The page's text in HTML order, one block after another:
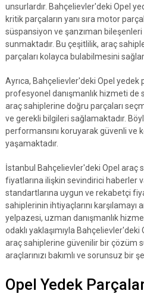
unsurlardır. Bahçelievler'deki Opel
kritik parçaların yanı sıra motor
süspansiyon ve şanzıman
sunmaktadır. Bu çeşitlilik, araç
parçaları kolayca bulabilmesini
Ayrıca, Bahçelievler'deki Opel
profesyonel danışmanlık hizmeti de
araç sahiplerine doğru parçaları
ve gerekli bilgileri sağlamaktadır.
performansını koruyarak güvenli ve
yaşamaktadır.
İstanbul Bahçelievler'deki Opel araç
fiyatlarına ilişkin sevindirici haberler
standartlarına uygun ve rekabetçi
sahiplerinin ihtiyaçlarını karşılamayı
yelpazesi, uzman danışmanlık
odaklı yaklaşımıyla
araç sahiplerine güvenilir bir çözüm
araçlarınızı bakımlı ve sorunsuz bir
Opel Yedek